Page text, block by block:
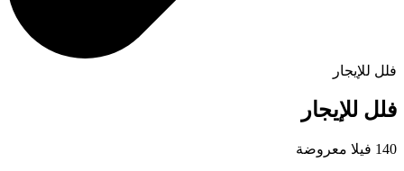
فلل للإيجار
فلل للإيجار
140 فيلا معروضة